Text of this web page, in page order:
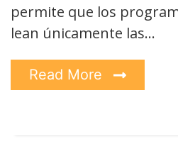
permite que los
lean únicamente las…
Read More